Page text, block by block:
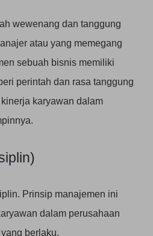
wewenang dan tanggung
atau yang memegang
sebuah bisnis memiliki
perintah dan rasa tanggung
karyawan dalam
Prinsip manajemen ini
dalam perusahaan
berlaku.